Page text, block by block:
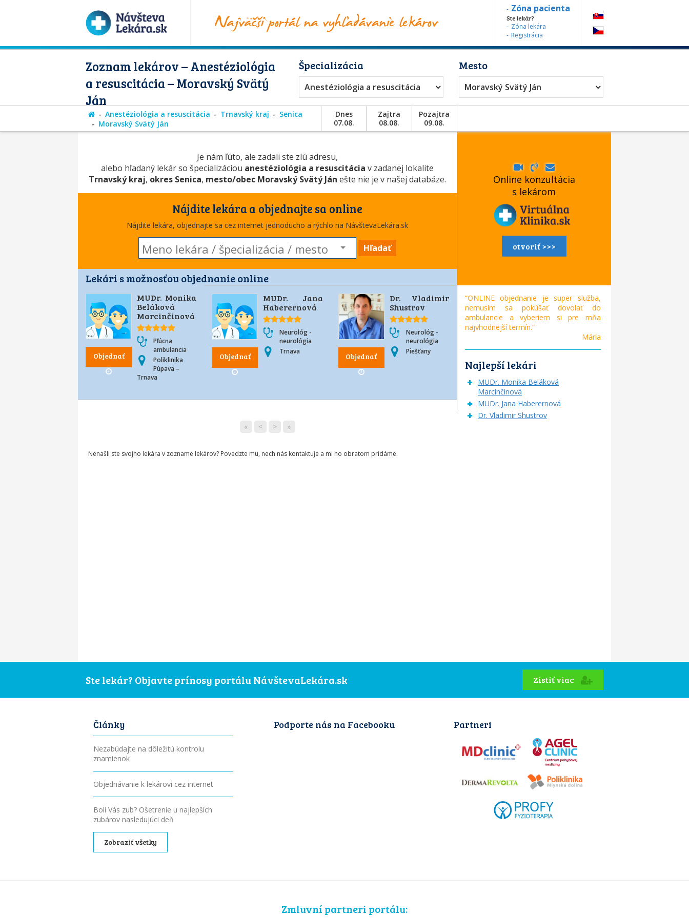
Zóna pacienta
Ste lekár?
Zóna lekára
Registrácia
Zoznam lekárov – Anestéziológia
a resuscitácia – Moravský Svätý
Ján
Špecializácia
Anestéziológia a resuscitácia
Mesto
Moravský Svätý Ján
Anestéziológia a resuscitácia Trnavský kraj
Senica
Moravský Svätý Ján
Dnes
07.08.
Zajtra
08.08.
Pozajtra
09.08.
Je nám ľúto, ale zadali ste zlú adresu,
alebo hľadaný lekár so špecializáciou anestéziológia a resuscitácia v zadanej lokalite
Trnavský kraj, okres Senica, mesto/obec Moravský Svätý Ján ešte nie je v našej databáze.
Nájdite lekára a objednajte sa online
Nájdite lekára, objednajte sa cez internet jednoducho a rýchlo na NávštevaLekára.sk
Hľadať
Lekári s možnosťou objednanie online
Objednať
MUDr. Monika
Beláková
Marcinčinová
Pľúcna
ambulancia
Poliklinika
Púpava –
Trnava
Objednať
MUDr. Jana
Haberernová
Neurológ -
neurológia
Trnava
Objednať
Dr. Vladimir
Shustrov
Neurológ -
neurológia
Piešťany
« < > »
Nenašli ste svojho lekára v zozname lekárov? Povedzte mu, nech nás kontaktuje a mi ho obratom pridáme.
Online konzultácia
s lekárom
otvoriť >>>
“ONLINE objednanie je super služba,
nemusím sa pokúšať dovolať do
ambulancie a vyberiem si pre mňa
najvhodnejší termín.“
Mária
Najlepší lekári
MUDr. Monika Beláková
Marcinčinová
MUDr. Jana Haberernová
Dr. Vladimir Shustrov
Ste lekár? Objavte prínosy portálu NávštevaLekára.sk Zistiť viac
Články
Nezabúdajte na dôležitú kontrolu
znamienok
Objednávanie k lekárovi cez internet
Bolí Vás zub? Ošetrenie u najlepších
zubárov nasledujúci deň
Zobraziť všetky
Podporte nás na Facebooku Partneri
Zmluvní partneri portálu: